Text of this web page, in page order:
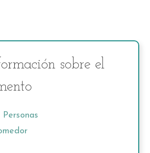
sobre el